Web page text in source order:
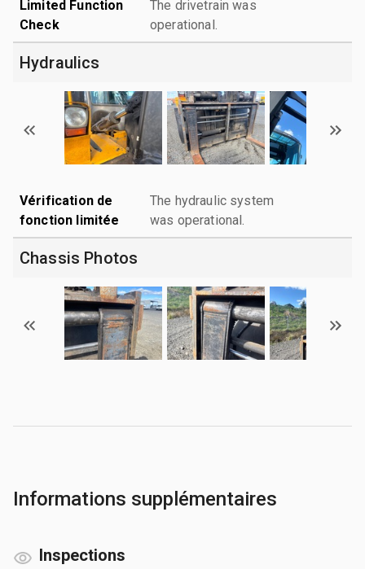
Limited Function
Check
The drivetrain was
operational.
Hydraulics
Vérification de
fonction limitée
The hydraulic system
was operational.
Chassis Photos
Informations supplémentaires
Inspections